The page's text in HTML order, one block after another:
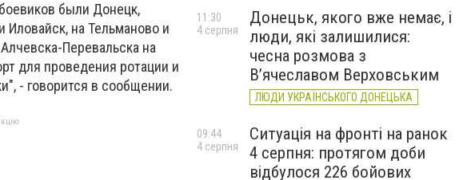
были Донецк,
Иловайск, на Тельманово и
Перевальска на
для проведения ротации и
- говорится в сообщении.
Донецьк, якого вже немає, і
люди, які залишилися:
чесна розмова з
В’ячеславом Верховським
ЛЮДИ УКРАЇНСЬКОГО ДОНЕЦЬКА
11:30
4 серпня
Ситуація на фронті на ранок
4 серпня: протягом доби
відбулося 226 бойових
09:44
4 серпня